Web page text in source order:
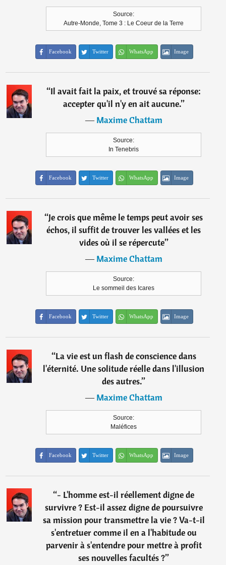
Source:
Autre-Monde, Tome 3 : Le Coeur de la Terre
Facebook Twitter WhatsApp Image
“Il avait fait la paix, et trouvé sa réponse:
accepter qu'il n'y en ait aucune.”
―Maxime Chattam
Source:
In Tenebris
Facebook Twitter WhatsApp Image
“Je crois que même le temps peut avoir ses
échos, il suffit de trouver les vallées et les
vides où il se répercute”
―Maxime Chattam
Source:
Le sommeil des Icares
Facebook Twitter WhatsApp Image
“La vie est un flash de conscience dans
l'éternité. Une solitude réelle dans l'illusion
des autres.”
―Maxime Chattam
Source:
Maléfices
Facebook Twitter WhatsApp Image
“- L'homme est-il réellement digne de
survivre ? Est-il assez digne de poursuivre
sa mission pour transmettre la vie ? Va-t-il
s'entretuer comme il en a l'habitude ou
parvenir à s'entendre pour mettre à profit
ses nouvelles facultés ?”